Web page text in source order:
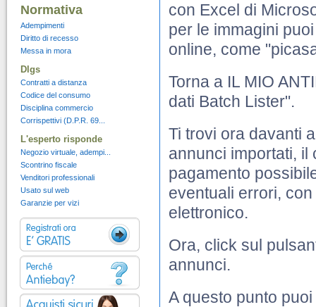
con Excel di
per le immagini
online, come
Torna a IL MIO
dati Batch Lister".
Ti trovi ora davanti
annunci importati,
pagamento
eventuali errori,
elettronico.
Ora, click sul
annunci.
A questo punto
Normativa
Adempimenti
Diritto di recesso
Messa in mora
Dlgs
Contratti a distanza
Codice del consumo
Disciplina commercio
Corrispettivi (D.P.R. 69...
L'esperto risponde
Negozio virtuale, adempi...
Scontrino fiscale
Venditori professionali
Usato sul web
Garanzie per vizi